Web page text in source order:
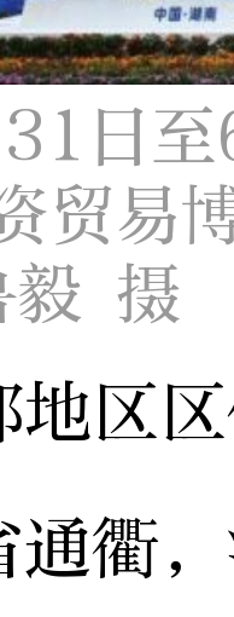
日
贸易
毅 摄
区
通衢